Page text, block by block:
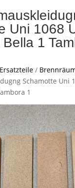
Uni 1068
1
/
Schamotte Uni
1